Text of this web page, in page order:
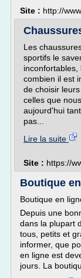
Site : http://
Les
sportifs le
combien il est
de choisir
celles que
aujourd'hui
pas...
Lire la suite
Site : https://
Boutique
Boutique en
Depuis une
dans la plupart
tous, petits et
informer, que
en ligne est
jours. La